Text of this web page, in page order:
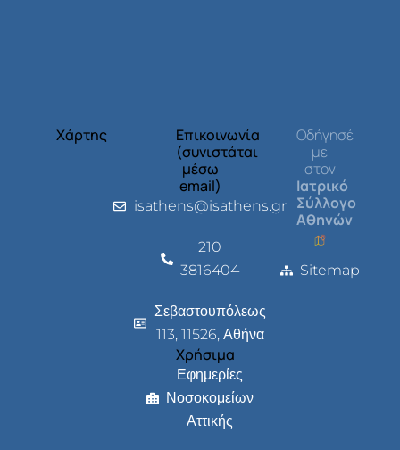
Χάρτης
Επικοινωνία
(συνιστάται
μέσω
email)
isathens@isathens.gr
210
3816404
Σεβαστουπόλεως
113, 11526, Αθήνα
Χρήσιμα
Εφημερίες
Νοσοκομείων
Αττικής
Οδήγησέ
με
στον
Ιατρικό
Σύλλογο
Αθηνών
Sitemap